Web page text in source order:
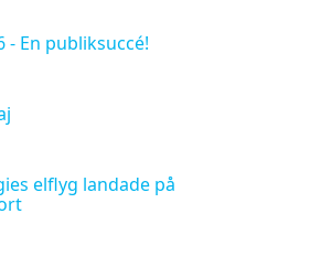
- En publiksuccé!
elflyg landade på